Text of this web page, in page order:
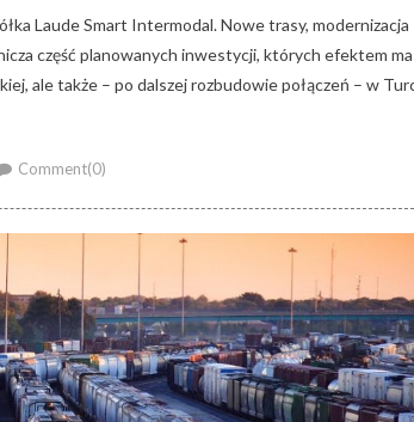
Laude Smart Intermodal. Nowe trasy, modernizacja
część planowanych inwestycji, których efektem ma
ale także – po dalszej rozbudowie połączeń – w
Comment(0)